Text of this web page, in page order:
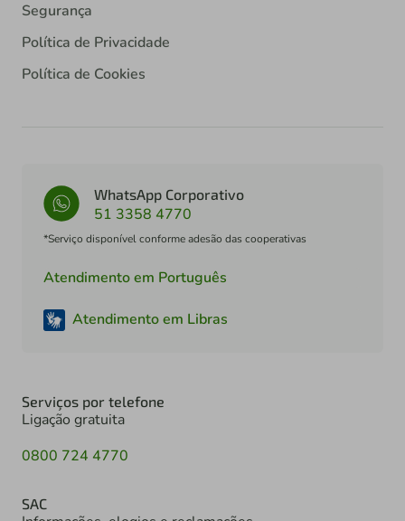
Segurança
Política de Privacidade
Política de Cookies
WhatsApp Corporativo
51 3358 4770
*Serviço disponível conforme adesão das cooperativas
Atendimento em Português
Atendimento em Libras
Serviços por telefone
Ligação gratuita
0800 724 4770
SAC